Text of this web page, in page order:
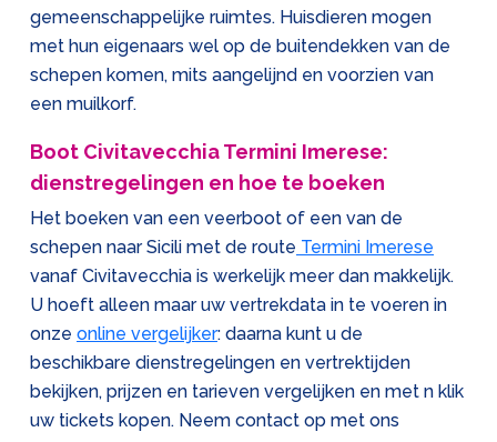
gemeenschappelijke ruimtes. Huisdieren mogen
met hun eigenaars wel op de buitendekken van de
schepen komen, mits aangelijnd en voorzien van
een muilkorf.
Boot Civitavecchia Termini Imerese:
dienstregelingen en hoe te boeken
Het boeken van een veerboot of een van de
schepen naar Sicili met de route Termini Imerese
vanaf Civitavecchia is werkelijk meer dan makkelijk.
U hoeft alleen maar uw vertrekdata in te voeren in
onze online vergelijker: daarna kunt u de
beschikbare dienstregelingen en vertrektijden
bekijken, prijzen en tarieven vergelijken en met n klik
uw tickets kopen. Neem contact op met ons